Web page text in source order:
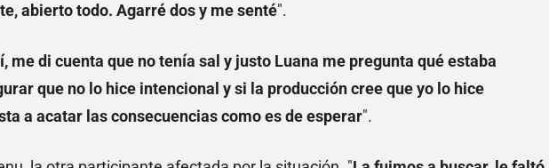
abierto todo. Agarré dos y me senté".
me di cuenta que no tenía sal y justo Luana me pregunta qué estaba
que no lo hice intencional y si la producción cree que yo lo hice
a acatar las consecuencias como es de esperar".